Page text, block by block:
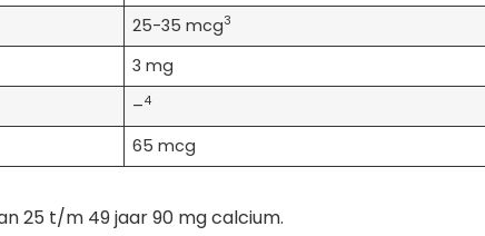
25-35 mcg3
3 mg
–4
65 mcg
25 t/m 49 jaar 90 mg calcium.